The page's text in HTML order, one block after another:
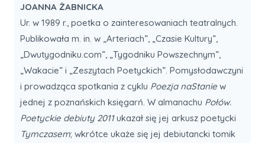
JOANNA ŻABNICKA
Ur. w 1989 r., poetka o zainteresowaniach teatralnych.
Publikowała m. in. w „Arteriach”, „Czasie Kultury”,
„Dwutygodniku.com”, „Tygodniku Powszechnym”,
„Wakacie” i „Zeszytach Poetyckich”. Pomysłodawczyni
i prowadząca spotkania z cyklu Poezja naStanie w
jednej z poznańskich księgarń. W almanachu Połów.
Poetyckie debiuty 2011ukazał się jej arkusz poetycki
Tymczasem; wkrótce ukaże się jej debiutancki tomik